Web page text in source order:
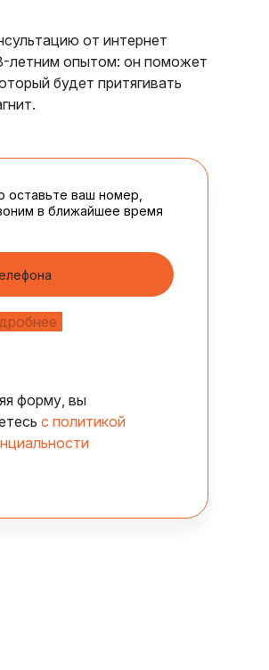
от интернет
летним опытом: он поможет
будет притягивать
оставьте ваш номер,
в ближайшее время
форму, вы
с политикой